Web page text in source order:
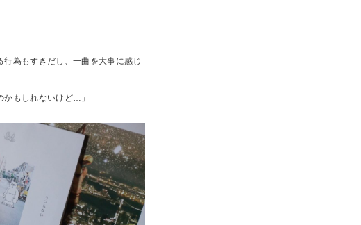
為もすきだし、一曲を大事に感じ
かもしれないけど…」